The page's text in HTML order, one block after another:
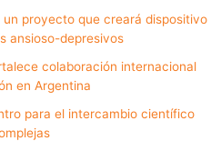
proyecto que creará dispositivo
ansioso-depresivos
colaboración internacional
en Argentina
para el intercambio científico